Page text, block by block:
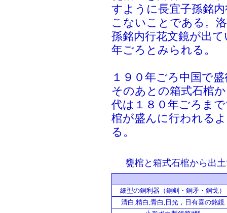
すように長宜子孫銘
こないことである。
孫銘内行花文鏡が出
年ごろとみられる。
１９０年ごろ中国で
そのあとの箱式石棺
代は１８０年ごろま
棺が盛んに行われる
る。
甕棺と箱式石棺から出
細型の銅利器（銅剣・銅矛・銅戈）
清白,精白,青白,日光，日有喜の銘鏡